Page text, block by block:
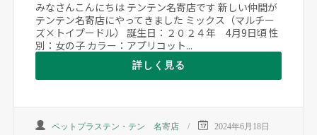
みなさんこんにちは テンテン名寄店です 新しい仲間が
テンテン名寄店にやってきました ミックス（マルチー
ズ×トイプードル） 誕生日：２０２４年 4月9日頃 性
別：女の子 カラー：アプリコット...
詳しく見る
ペットプラステン・テン 名寄店 2024年6月18日